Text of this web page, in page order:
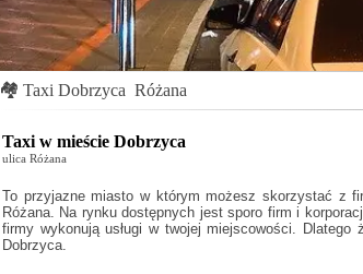
🏘 Taxi Dobrzyca Różana
Taxi w mieście Dobrzyca
ulica Różana
To przyjazne miasto w którym możesz skorzystać z
Różana. Na rynku dostępnych jest sporo firm i
firmy wykonują usługi w twojej miejscowości.
Dobrzyca.